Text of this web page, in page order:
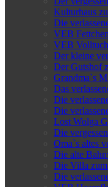
Kulturhaus
Die
VEB
VEB
Der kleine
Der Gutshof
Grandma`s
Das
Die
Die
Lost Wolga
Die
Oma`s altes
Die alte
Die Villa
Die